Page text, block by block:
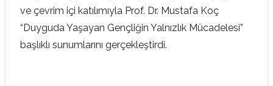
ve çevrim içi katılımıyla Prof. Dr. Mustafa Koç
“Duyguda Yaşayan Gençliğin Yalnızlık Mücadelesi”
başlıklı sunumlarını gerçekleştirdi.